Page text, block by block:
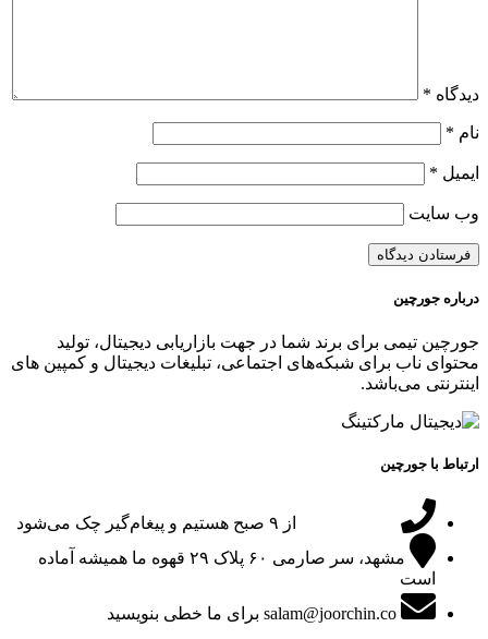
دیدگاه *
نام *
ایمیل *
وب‌ سایت
درباره جورچین
جورچین تیمی برای برند شما در جهت بازاریابی دیجیتال، تولید
محتوای ناب برای شبکه‌های اجتماعی، تبلیغات دیجیتال و کمپین های
اینترنتی می‌باشد.
ارتباط با جورچین
از ۹ صبح هستیم و پیغام‌گیر چک می‌شود
مشهد، سر صارمی ۶۰ پلاک ۲۹
قهوه ما همیشه آماده
است
salam@joorchin.co برای ما خطی بنویسید